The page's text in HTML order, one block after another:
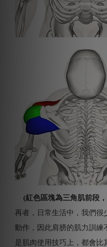
(紅色區塊為三角肌前段
再者，日常生活中，我們很
動作，因此肩膀的肌力訓練
是肌肉使用技巧上，都會